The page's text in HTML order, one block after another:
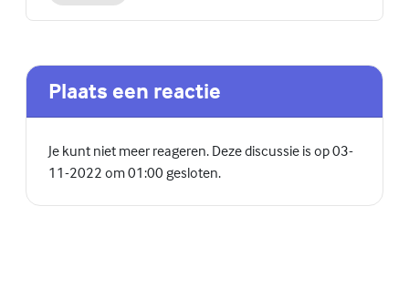
Plaats een reactie
Je kunt niet meer reageren. Deze discussie is op 03-
11-2022 om 01:00 gesloten.